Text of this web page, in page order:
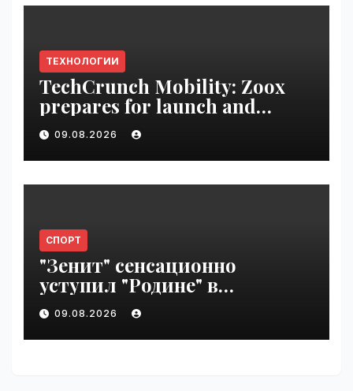
ТЕХНОЛОГИИ
TechCrunch Mobility: Zoox
prepares for launch and
Uber’s AV empire | VseTime.ru
09.08.2026
СПОРТ
"Зенит" сенсационно
уступил "Родине" в
Петербурге | VseTime.ru
09.08.2026